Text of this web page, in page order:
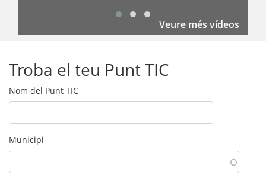
Veure més vídeos
Troba el teu Punt TIC
Nom del Punt TIC
Municipi